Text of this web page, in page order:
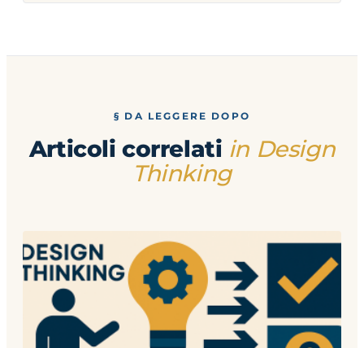
§ DA LEGGERE DOPO
Articoli correlati in Design
Thinking